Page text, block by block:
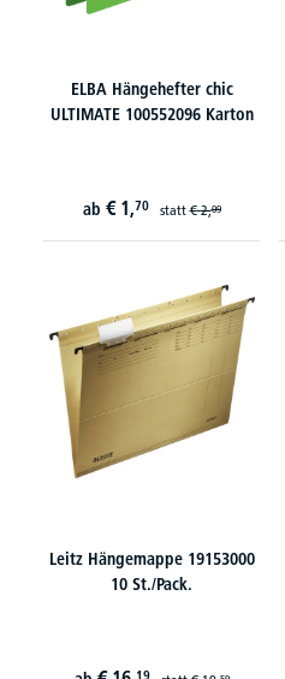
ELBA Hängehefter chic
ULTIMATE 100552096 Karton
ab € 1,70 statt€ 2,09
Leitz Hängemappe 19153000
10 St./Pack.
19